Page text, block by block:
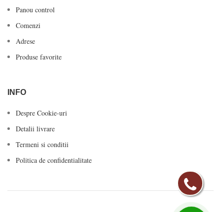
Panou control
Comenzi
Adrese
Produse favorite
INFO
Despre Cookie-uri
Detalii livrare
Termeni si conditii
Politica de confidentialitate